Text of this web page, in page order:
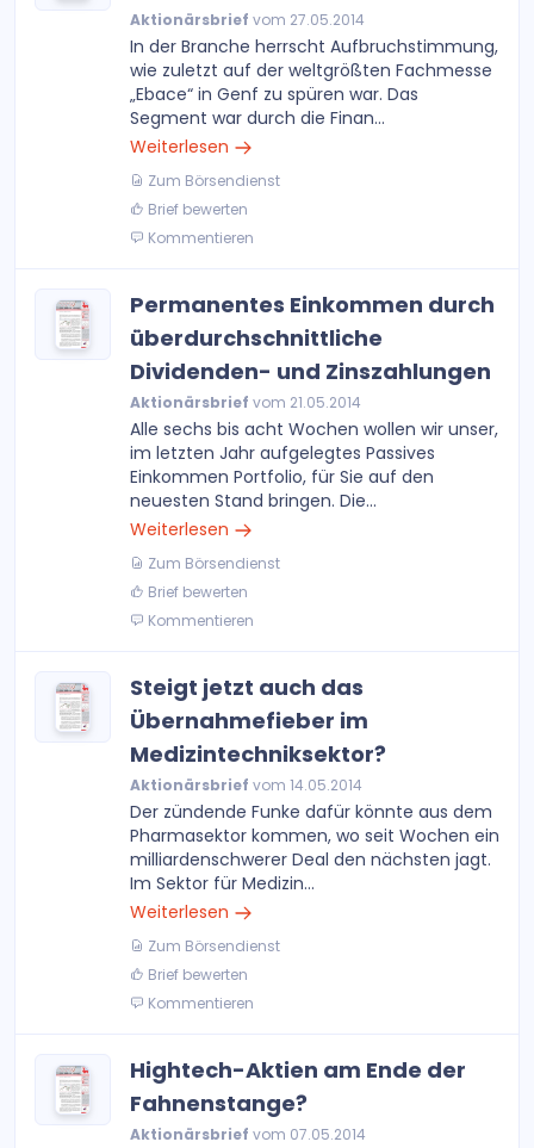
Aktionärsbrief vom 27.05.2014
In der Branche herrscht Aufbruchstimmung,
wie zuletzt auf der weltgrößten Fachmesse
„Ebace“ in Genf zu spüren war. Das
Segment war durch die Finan...
Weiterlesen
Zum Börsendienst
Brief bewerten
Kommentieren
Permanentes Einkommen durch
überdurchschnittliche
Dividenden- und Zinszahlungen
Aktionärsbrief vom 21.05.2014
Alle sechs bis acht Wochen wollen wir unser,
im letzten Jahr aufgelegtes Passives
Einkommen Portfolio, für Sie auf den
neuesten Stand bringen. Die...
Weiterlesen
Zum Börsendienst
Brief bewerten
Kommentieren
Steigt jetzt auch das
Übernahmefieber im
Medizintechniksektor?
Aktionärsbrief vom 14.05.2014
Der zündende Funke dafür könnte aus dem
Pharmasektor kommen, wo seit Wochen ein
milliardenschwerer Deal den nächsten jagt.
Im Sektor für Medizin...
Weiterlesen
Zum Börsendienst
Brief bewerten
Kommentieren
Hightech-Aktien am Ende der
Fahnenstange?
Aktionärsbrief vom 07.05.2014